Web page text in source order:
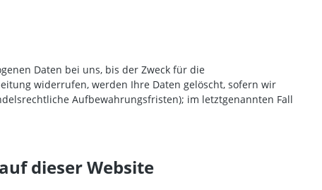
Daten bei uns, bis der Zweck für die
widerrufen, werden Ihre Daten gelöscht, sofern wir
Aufbewahrungsfristen); im letztgenannten Fall
dieser Website